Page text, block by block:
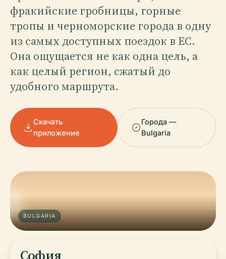
фракийские гробницы, горные
тропы и черноморские города в одну
из самых доступных поездок в ЕС.
Она ощущается не как одна цель, а
как целый регион, сжатый до
удобного маршрута.
Скачать
приложение
Города —
Bulgaria
BULGARIA
София